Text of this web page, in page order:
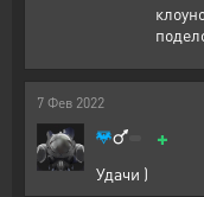
7 Фев 2022
+
Удачи )